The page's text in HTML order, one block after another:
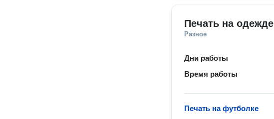
Печать на одежде
Разное
Дни работы
Время работы
Печать на футболке